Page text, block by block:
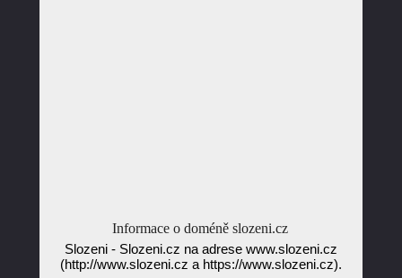
Informace o doméně slozeni.cz
Slozeni - Slozeni.cz na adrese www.slozeni.cz
(http://www.slozeni.cz a https://www.slozeni.cz).